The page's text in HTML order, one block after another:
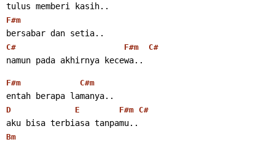
tulus memberi kasih..
F#m
bersabar dan setia..
C# F#m C#
namun pada akhirnya kecewa..
F#m C#m
entah berapa lamanya..
D E F#m C#
aku bisa terbiasa tanpamu..
Bm